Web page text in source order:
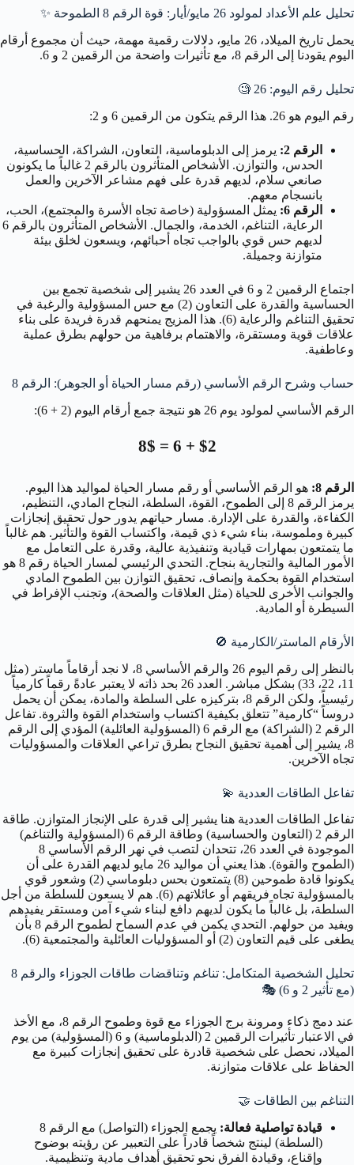
تحليل علم الأعداد لمولود 26 مايو/أيار: قوة الرقم 8 الطموحة ✨
يحمل تاريخ الميلاد، 26 مايو، دلالات رقمية مهمة، حيث أن مجموع أرقام
اليوم يقودنا إلى الرقم 8، مع تأثيرات واضحة من الرقمين 2 و 6.
تحليل رقم اليوم: 26
🧐
رقم اليوم هو 26. هذا الرقم يتكون من الرقمين 6 و 2:
الرقم 2:
يرمز إلى الدبلوماسية، التعاون، الشراكة، الحساسية،
الحدس، والتوازن. الأشخاص المتأثرون بالرقم 2 غالباً ما يكونون
صانعي سلام، لديهم قدرة على فهم مشاعر الآخرين والعمل
بانسجام معهم.
الرقم 6:
يمثل المسؤولية (خاصة تجاه الأسرة والمجتمع)، الحب،
الرعاية، التناغم، الخدمة، والجمال. الأشخاص المتأثرون بالرقم 6
لديهم حس قوي بالواجب تجاه أحبائهم، ويسعون لخلق بيئة
متوازنة وجميلة.
اجتماع الرقمين 2 و 6 في العدد 26 يشير إلى شخصية تجمع بين
الحساسية والقدرة على التعاون (2) مع حس المسؤولية والرغبة في
تحقيق التناغم والرعاية (6). هذا المزيج يمنحهم قدرة فريدة على بناء
علاقات قوية ومستقرة، والاهتمام برفاهية من حولهم بطرق عملية
وعاطفية.
حساب وشرح الرقم الأساسي (رقم مسار الحياة أو الجوهر): الرقم 8
الرقم الأساسي لمولود يوم 26 هو نتيجة جمع أرقام اليوم (2 + 6):
$2 + 6 = 8$
الرقم 8:
هو الرقم الأساسي أو رقم مسار الحياة لمواليد هذا اليوم.
يرمز الرقم 8 إلى الطموح، القوة، السلطة، النجاح المادي، التنظيم،
الكفاءة، والقدرة على الإدارة. مسار حياتهم يدور حول تحقيق إنجازات
كبيرة وملموسة، بناء شيء ذي قيمة، واكتساب القوة والتأثير. هم غالباً
ما يتمتعون بمهارات قيادية وتنفيذية عالية، وقدرة على التعامل مع
الأمور المالية والتجارية بنجاح. التحدي الرئيسي لمسار الحياة رقم 8 هو
استخدام القوة بحكمة وإنصاف، تحقيق التوازن بين الطموح المادي
والجوانب الأخرى للحياة (مثل العلاقات والصحة)، وتجنب الإفراط في
السيطرة أو المادية.
الأرقام الماستر/الكارمية 🚫
بالنظر إلى رقم اليوم 26 والرقم الأساسي 8، لا نجد أرقاماً ماستر (مثل
11، 22، 33) بشكل مباشر. العدد 26 بحد ذاته لا يعتبر عادةً رقماً كارمياً
رئيسياً، ولكن الرقم 8، بتركيزه على السلطة والمادة، يمكن أن يحمل
دروساً “كارمية” تتعلق بكيفية اكتساب واستخدام القوة والثروة. تفاعل
الرقم 2 (الشراكة) مع الرقم 6 (المسؤولية العائلية) المؤدي إلى الرقم
8، يشير إلى أهمية تحقيق النجاح بطرق تراعي العلاقات والمسؤوليات
تجاه الآخرين.
تفاعل الطاقات العددية 💫
تفاعل الطاقات العددية هنا يشير إلى قدرة على الإنجاز المتوازن. طاقة
الرقم 2 (التعاون والحساسية) وطاقة الرقم 6 (المسؤولية والتناغم)
الموجودة في العدد 26، تتحدان لتصب في نهر الرقم الأساسي 8
(الطموح والقوة). هذا يعني أن مواليد 26 مايو لديهم القدرة على أن
يكونوا قادة طموحين (8) يتمتعون بحس دبلوماسي (2) وشعور قوي
بالمسؤولية تجاه فريقهم أو عائلاتهم (6). هم لا يسعون للسلطة من أجل
السلطة، بل غالباً ما يكون لديهم دافع لبناء شيء آمن ومستقر يفيدهم
ويفيد من حولهم. التحدي يكمن في عدم السماح لطموح الرقم 8 بأن
يطغى على قيم التعاون (2) أو المسؤوليات العائلية والمجتمعية (6).
تحليل الشخصية المتكامل: تناغم وتناقضات طاقات الجوزاء والرقم 8
(مع تأثير 2 و 6) 🎭
عند دمج ذكاء ومرونة برج الجوزاء مع قوة وطموح الرقم 8، مع الأخذ
في الاعتبار تأثيرات الرقمين 2 (الدبلوماسية) و 6 (المسؤولية) من يوم
الميلاد، نحصل على شخصية قادرة على تحقيق إنجازات كبيرة مع
الحفاظ على علاقات متوازنة.
التناغم بين الطاقات 🤝
قيادة تواصلية فعالة:
يجمع الجوزاء (التواصل) مع الرقم 8
(السلطة) لينتج شخصاً قادراً على التعبير عن رؤيته بوضوح
وإقناع، وقيادة الفرق نحو تحقيق أهداف مادية وتنظيمية.